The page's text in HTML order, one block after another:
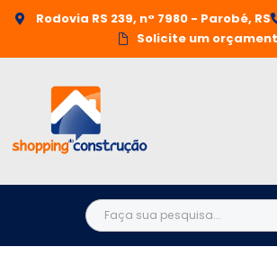
Rodovia RS 239, n° 7980 - Parobé, RS
Solicite um